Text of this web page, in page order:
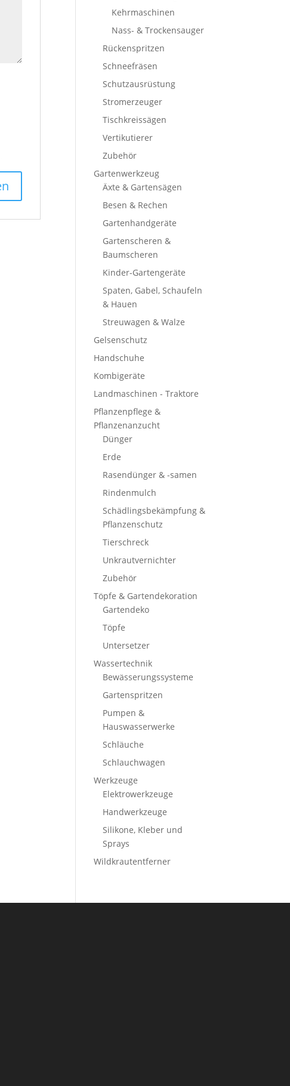
Kehrmaschinen
Nass- & Trockensauger
Rückenspritzen
Schneefräsen
Schutzausrüstung
Stromerzeuger
Tischkreissägen
Vertikutierer
Zubehör
Gartenwerkzeug
Äxte & Gartensägen
Besen & Rechen
Gartenhandgeräte
Gartenscheren &
Baumscheren
Kinder-Gartengeräte
Spaten, Gabel, Schaufeln
& Hauen
Streuwagen & Walze
Gelsenschutz
Handschuhe
Kombigeräte
Landmaschinen - Traktore
Pflanzenpflege &
Pflanzenanzucht
Dünger
Erde
Rasendünger & -samen
Rindenmulch
Schädlingsbekämpfung &
Pflanzenschutz
Tierschreck
Unkrautvernichter
Zubehör
Töpfe & Gartendekoration
Gartendeko
Töpfe
Untersetzer
Wassertechnik
Bewässerungssysteme
Gartenspritzen
Pumpen &
Hauswasserwerke
Schläuche
Schlauchwagen
Werkzeuge
Elektrowerkzeuge
Handwerkzeuge
Silikone, Kleber und
Sprays
Wildkrautentferner